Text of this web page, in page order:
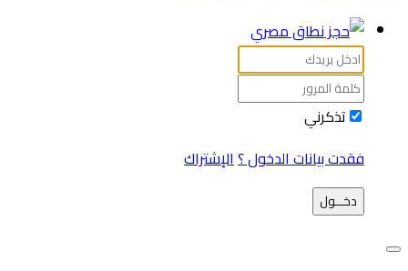
تذكرني
فقدت بيانات الدخول ؟الإشتراك
دخـــول